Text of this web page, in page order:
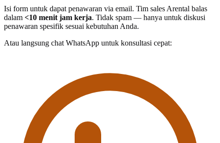
Isi form untuk dapat penawaran via email. Tim sales Arental balas
dalam <10 menit jam kerja. Tidak spam — hanya untuk diskusi
penawaran spesifik sesuai kebutuhan Anda.
Atau langsung chat WhatsApp untuk konsultasi cepat: